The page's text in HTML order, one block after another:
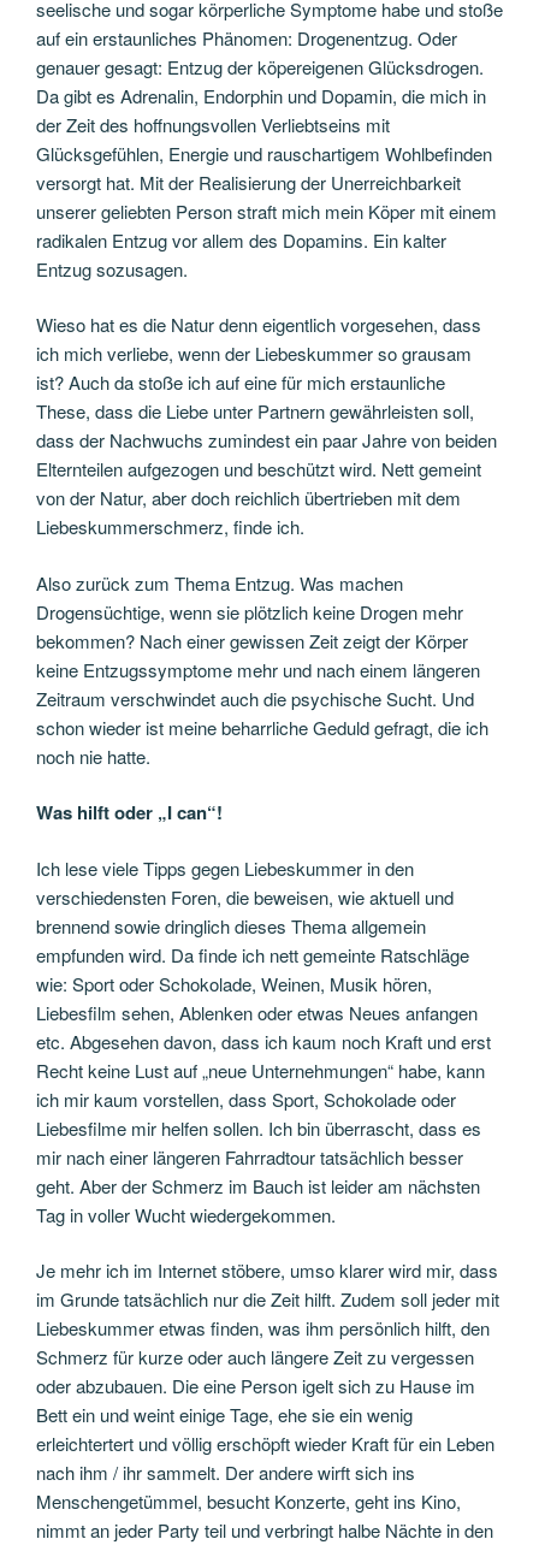
seelische und sogar körperliche Symptome habe und stoße
auf ein erstaunliches Phänomen: Drogenentzug. Oder
genauer gesagt: Entzug der köpereigenen Glücksdrogen.
Da gibt es Adrenalin, Endorphin und Dopamin, die mich in
der Zeit des hoffnungsvollen Verliebtseins mit
Glücksgefühlen, Energie und rauschartigem Wohlbefinden
versorgt hat. Mit der Realisierung der Unerreichbarkeit
unserer geliebten Person straft mich mein Köper mit einem
radikalen Entzug vor allem des Dopamins. Ein kalter
Entzug sozusagen.
Wieso hat es die Natur denn eigentlich vorgesehen, dass
ich mich verliebe, wenn der Liebeskummer so grausam
ist? Auch da stoße ich auf eine für mich erstaunliche
These, dass die Liebe unter Partnern gewährleisten soll,
dass der Nachwuchs zumindest ein paar Jahre von beiden
Elternteilen aufgezogen und beschützt wird. Nett gemeint
von der Natur, aber doch reichlich übertrieben mit dem
Liebeskummerschmerz, finde ich.
Also zurück zum Thema Entzug. Was machen
Drogensüchtige, wenn sie plötzlich keine Drogen mehr
bekommen? Nach einer gewissen Zeit zeigt der Körper
keine Entzugssymptome mehr und nach einem längeren
Zeitraum verschwindet auch die psychische Sucht. Und
schon wieder ist meine beharrliche Geduld gefragt, die ich
noch nie hatte.
Was hilft oder „I can“!
Ich lese viele Tipps gegen Liebeskummer in den
verschiedensten Foren, die beweisen, wie aktuell und
brennend sowie dringlich dieses Thema allgemein
empfunden wird. Da finde ich nett gemeinte Ratschläge
wie: Sport oder Schokolade, Weinen, Musik hören,
Liebesfilm sehen, Ablenken oder etwas Neues anfangen
etc. Abgesehen davon, dass ich kaum noch Kraft und erst
Recht keine Lust auf „neue Unternehmungen“ habe, kann
ich mir kaum vorstellen, dass Sport, Schokolade oder
Liebesfilme mir helfen sollen. Ich bin überrascht, dass es
mir nach einer längeren Fahrradtour tatsächlich besser
geht. Aber der Schmerz im Bauch ist leider am nächsten
Tag in voller Wucht wiedergekommen.
Je mehr ich im Internet stöbere, umso klarer wird mir, dass
im Grunde tatsächlich nur die Zeit hilft. Zudem soll jeder mit
Liebeskummer etwas finden, was ihm persönlich hilft, den
Schmerz für kurze oder auch längere Zeit zu vergessen
oder abzubauen. Die eine Person igelt sich zu Hause im
Bett ein und weint einige Tage, ehe sie ein wenig
erleichtertert und völlig erschöpft wieder Kraft für ein Leben
nach ihm / ihr sammelt. Der andere wirft sich ins
Menschengetümmel, besucht Konzerte, geht ins Kino,
nimmt an jeder Party teil und verbringt halbe Nächte in den